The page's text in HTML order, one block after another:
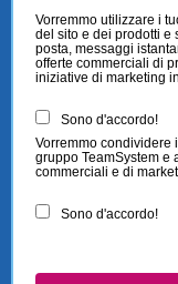
Vorremmo utilizzare i
del sito e dei prodotti e
posta, messaggi
offerte commerciali di
iniziative di marketing
Sono d'accordo!
Vorremmo condividere
gruppo TeamSystem e
commerciali e di
Sono d'accordo!